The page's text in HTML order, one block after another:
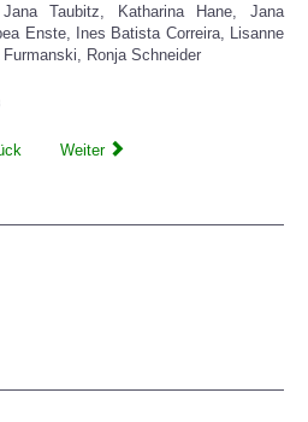
Taubitz, Katharina Hane, Jana
Enste, Ines Batista Correira, Lisanne
Ronja Schneider
Weiter